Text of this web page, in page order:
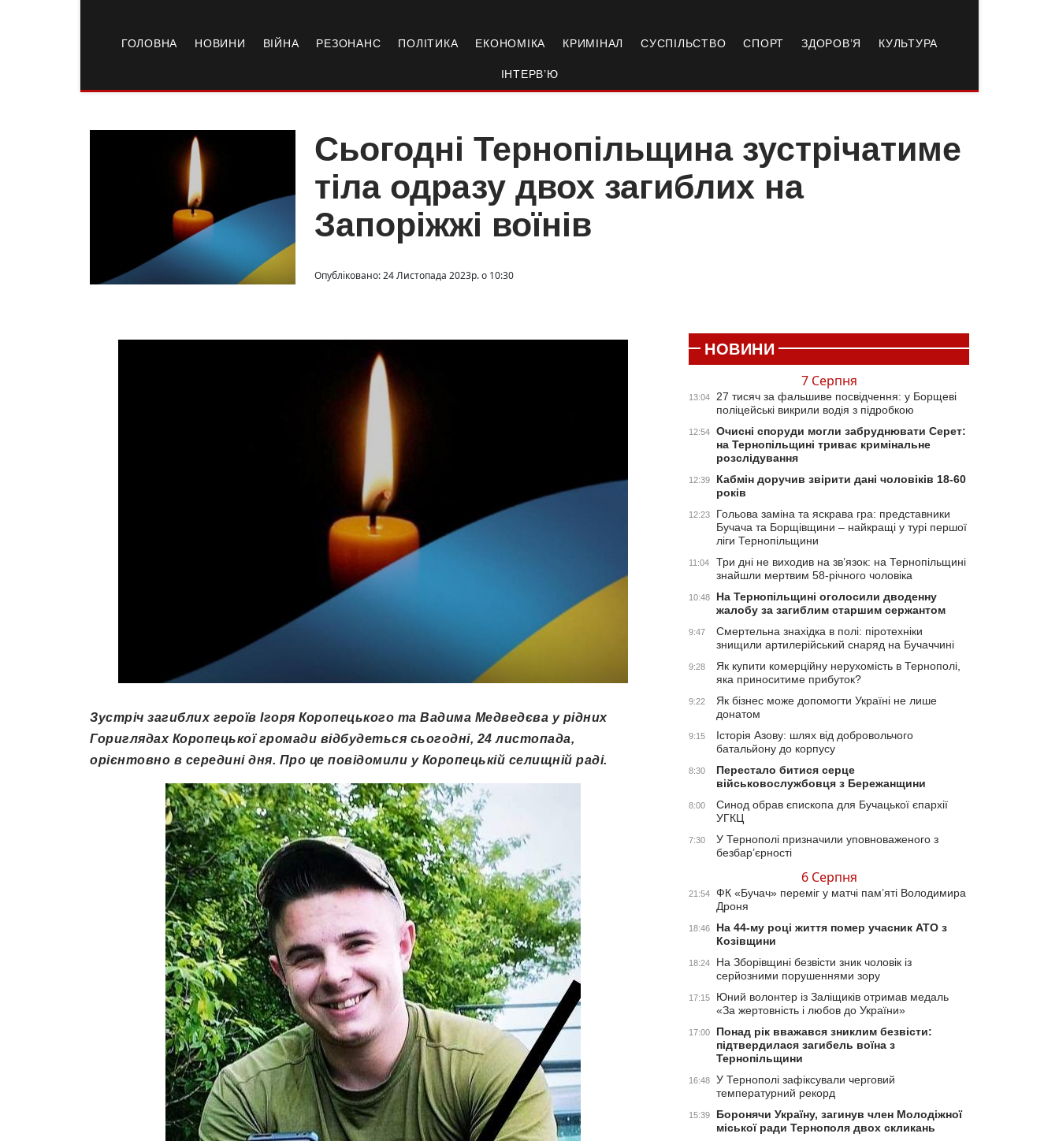
ГОЛОВНА НОВИНИ ВІЙНА РЕЗОНАНС ПОЛІТИКА ЕКОНОМІКА КРИМІНАЛ СУСПІЛЬСТВО СПОРТ ЗДОРОВ’Я КУЛЬТУРА
ІНТЕРВ’Ю
Сьогодні Тернопільщина зустрічатиме
тіла одразу двох загиблих на
Запоріжжі воїнів
Опубліковано: 24 Листопада 2023р. о 10:30
Зустріч загиблих героїв Ігоря Коропецького та Вадима Медведєва у рідних
Гориглядах Коропецької громади відбудеться сьогодні, 24 листопада,
орієнтовно в середині дня. Про це повідомили у Коропецькій селищній раді.
НОВИНИ
7 Серпня
13:04
27 тисяч за фальшиве посвідчення: у Борщеві
поліцейські викрили водія з підробкою
12:54
Очисні споруди могли забруднювати Серет:
на Тернопільщині триває кримінальне
розслідування
12:39
Кабмін доручив звірити дані чоловіків 18-60
років
12:23
Гольова заміна та яскрава гра: представники
Бучача та Борщівщини – найкращі у турі першої
ліги Тернопільщини
11:04
Три дні не виходив на зв’язок: на Тернопільщині
знайшли мертвим 58-річного чоловіка
10:48
На Тернопільщині оголосили дводенну
жалобу за загиблим старшим сержантом
9:47
Смертельна знахідка в полі: піротехніки
знищили артилерійський снаряд на Бучаччині
9:28
Як купити комерційну нерухомість в Тернополі,
яка приноситиме прибуток?
9:22
Як бізнес може допомогти Україні не лише
донатом
9:15
Історія Азову: шлях від добровольчого
батальйону до корпусу
8:30
Перестало битися серце
військовослужбовця з Бережанщини
8:00
Синод обрав єпископа для Бучацької єпархії
УГКЦ
7:30
У Тернополі призначили уповноваженого з
безбар’єрності
6 Серпня
21:54
ФК «Бучач» переміг у матчі пам’яті Володимира
Дроня
18:46
На 44-му році життя помер учасник АТО з
Козівщини
18:24
На Зборівщині безвісти зник чоловік із
серйозними порушеннями зору
17:15
Юний волонтер із Заліщиків отримав медаль
«За жертовність і любов до України»
17:00
Понад рік вважався зниклим безвісти:
підтвердилася загибель воїна з
Тернопільщини
16:48
У Тернополі зафіксували черговий
температурний рекорд
15:39
Боронячи Україну, загинув член Молодіжної
міської ради Тернополя двох скликань